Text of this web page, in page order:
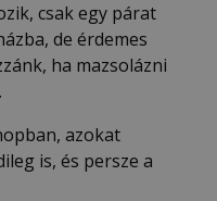
csak egy párat
de érdemes
ha mazsolázni
azokat
is, és persze a